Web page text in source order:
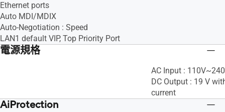
Ethernet ports
Auto MDI/MDIX
Auto-Negotiation : Speed
LAN1 default VIP, Top Priority Port
電源規格
AC Input :
DC Output : 19 V
current
AiProtection